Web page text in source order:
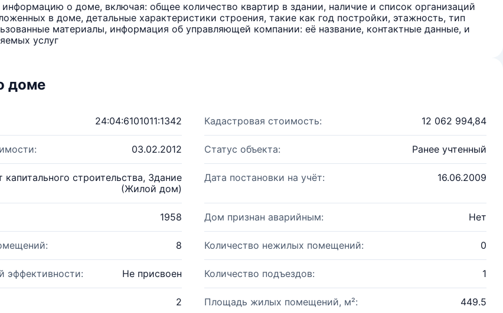
о доме, включая: общее количество квартир в здании, наличие и список организаций
в доме, детальные характеристики строения, такие как год постройки, этажность, тип
материалы, информация об управляющей компании: её название, контактные данные, и
услуг
доме
24:04:6101011:1342 Кадастровая стоимость: 12 062 994,84
03.02.2012 Статус объекта: Ранее учтенный
капитального строительства, Здание
(Жилой дом)
Дата постановки на учёт: 16.06.2009
1958 Дом признан аварийным: Нет
8 Количество нежилых помещений: 0
эффективности: Не присвоен Количество подъездов: 1
2 Площадь жилых помещений, м²: 449.5